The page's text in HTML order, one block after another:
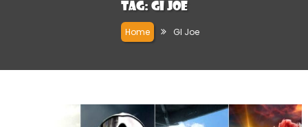
Tag: GI Joe
Home GI Joe